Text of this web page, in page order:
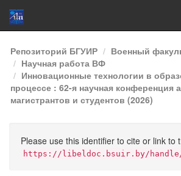
Skip
navigation
Репозиторий БГУИР
Военный
Научная работа ВФ
Инновационные технологии в
процессе : 62-я научная конференция
магистрантов и студентов (2026)
Please use this identifier to cite or link to
https://libeldoc.bsuir.by/handle/